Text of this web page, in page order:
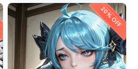
20% OFF